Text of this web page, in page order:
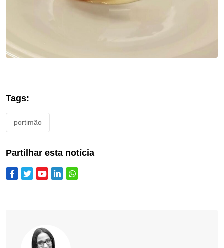
Tags:
portimão
Partilhar esta notícia